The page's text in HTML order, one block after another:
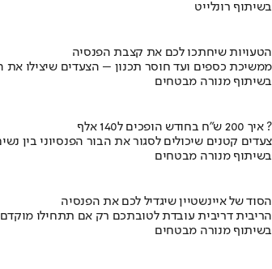
בשיתוף רונלייט
הטעויות שיחתכו לכם את קצבת הפנסיה
ממשיכת כספים ועד חוסר תכנון – הצעדים שיצילו
בשיתוף מנורה מבטחים
איך 200 ש"ח בחודש הופכים ל140 אלף ?
צעדים קטנים שיכולים לסגור את הבור הפנסיוני בין
בשיתוף מנורה מבטחים
הסוד של איינשטיין שיגדיל לכם את הפנסיה
הריבית דריבית עובדת לטובתכם רק אם תתחילו
בשיתוף מנורה מבטחים